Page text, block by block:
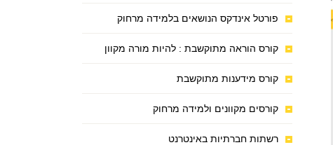
פורטל אינדקס הנושאים בלמידה מרחוק
קורס הוראה מתוקשבת : להיות מורה מקוון
קורס מידענות מתוקשבת
קורסים מקוונים ולמידה מרחוק
רשתות חברתיות באינטרנט